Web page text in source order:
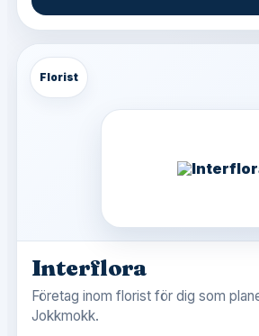
Florist
Interflora
Företag inom florist för dig som
Jokkmokk.